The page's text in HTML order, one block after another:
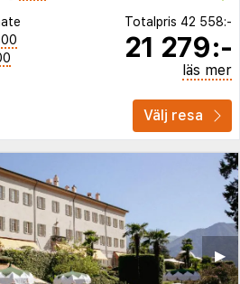
Totalpris 42 558:-
21 279:-
läs mer
Välj resa
▶︎